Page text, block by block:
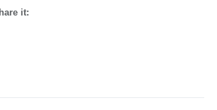
it: